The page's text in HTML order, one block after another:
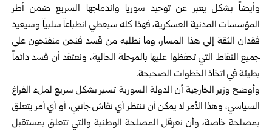
وأيضاً بشكل يعبر عن توحيد سوريا واندماجها السريع ضمن أطر
المؤسسات المدنية العسكرية، فهذا كله سيعطي انطباعاً سلبياً وسيعيد
فقدان الثقة إلى هذا المسار، وما نطلبه من قسد فنحن منفتحون على
جميع النقاط التي تحفظوا عليها بالمرحلة الحالية، ونعتقد أن قسد دائماً
بطيئة في اتخاذ الخطوات الصحيحة.
وأوضح وزير الخارجية أن الدولة السورية تسير بشكل سريع لملء الفراغ
السياسي، وهذا الأمر لا يمكن أن ننتظر أي نقاش جانبي، أو أي أمر يتعلق
بمصلحة خاصة، وأن نعرقل المصلحة الوطنية والتي تتعلق بمستقبل